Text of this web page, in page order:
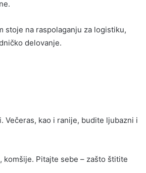
stoje na raspolaganju za logistiku,
delovanje.
Večeras, kao i ranije, budite ljubazni i
Pitajte sebe – zašto štitite